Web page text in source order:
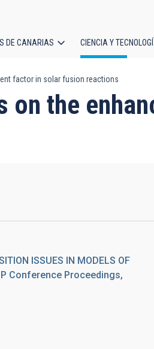
DE CANARIAS CIENCIA Y
factor in solar fusion reactions
the
ISSUES IN MODELS OF
Conference Proceedings,